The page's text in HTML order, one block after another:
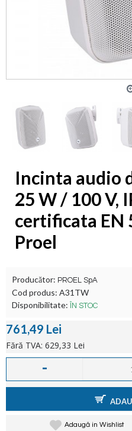
Incinta audio
25 W / 100 V,
certificata EN
Proel
Producător: PROEL SpA
Cod produs: A31TW
Disponibilitate:
ÎN STOC
761,49 Lei
Fără TVA: 629,33 Lei
-
Adaugă in Wishlist